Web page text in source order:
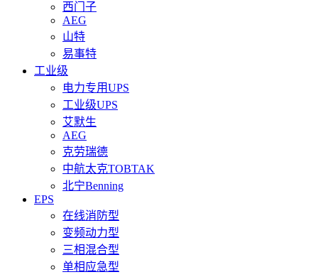
西门子
AEG
山特
易事特
工业级
电力专用UPS
工业级UPS
艾默生
AEG
克劳瑞德
中航太克TOBTAK
北宁Benning
EPS
在线消防型
变频动力型
三相混合型
单相应急型